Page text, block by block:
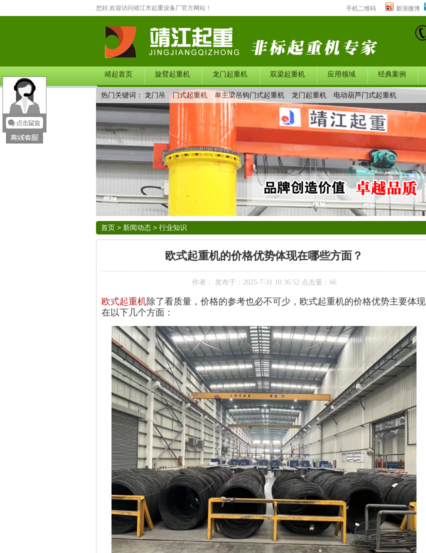
您好,欢迎访问靖江市起重设备厂官方网站！ 手机二维码 新浪微博
靖起首页 旋臂起重机 龙门起重机 双梁起重机 应用领域 经典案例
在线留言 联系我们 产品中心
热门关键词： 龙门吊 门式起重机 单主梁吊钩门式起重机 龙门起重机 电动葫芦门式起重机
首页 > 新闻动态 > 行业知识
欧式起重机的价格优势体现在哪些方面？
作者： 发布于：2025-7-31 10:36:52 点击量： 66
欧式起重机除了看质量，价格的参考也必不可少，欧式起重机的价格优势主要体现
在以下几个方面：